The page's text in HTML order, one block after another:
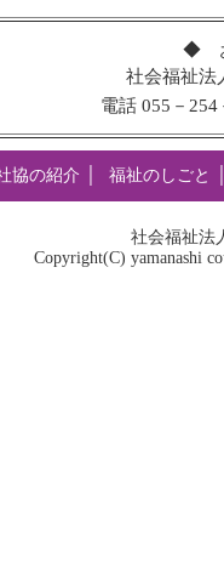
◆
社会福祉法
電話 055－
協の紹介 福祉のしごと
社会福祉法
Copyright(C) yamanashi